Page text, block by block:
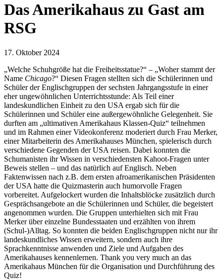
Das Amerikahaus zu Gast am
RSG
17. Oktober 2024
„Welche Schuhgröße hat die Freiheitsstatue?“ – „Woher stammt der
Name Chicago?“ Diesen Fragen stellten sich die Schülerinnen und
Schüler der Englischgruppen der sechsten Jahrgangsstufe in einer
eher ungewöhnlichen Unterrichtsstunde: Als Teil einer
landeskundlichen Einheit zu den USA ergab sich für die
Schülerinnen und Schüler eine außergewöhnliche Gelegenheit. Sie
durften am „ultimativen Amerikahaus Klassen-Quiz“ teilnehmen
und im Rahmen einer Videokonferenz moderiert durch Frau Merker,
einer Mitarbeiterin des Amerikahauses München, spielerisch durch
verschiedene Gegenden der USA reisen. Dabei konnten die
Schumanisten ihr Wissen in verschiedensten Kahoot-Fragen unter
Beweis stellen – und das natürlich auf Englisch. Neben
Faktenwissen nach z.B. dem ersten afroamerikanischen Präsidenten
der USA hatte die Quizmasterin auch humorvolle Fragen
vorbereitet. Aufgelockert wurden die Inhaltsblöcke zusätzlich durch
Gesprächsangebote an die Schülerinnen und Schüler, die begeistert
angenommen wurden. Die Gruppen unterhielten sich mit Frau
Merker über einzelne Bundesstaaten und erzählten von ihrem
(Schul-)Alltag. So konnten die beiden Englischgruppen nicht nur ihr
landeskundliches Wissen erweitern, sondern auch ihre
Sprachkenntnisse anwenden und Ziele und Aufgaben des
Amerikahauses kennenlernen. Thank you very much an das
Amerikahaus München für die Organisation und Durchführung des
Quiz!